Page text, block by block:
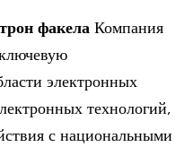
факела Компания
электронных
технологий,
с национальными